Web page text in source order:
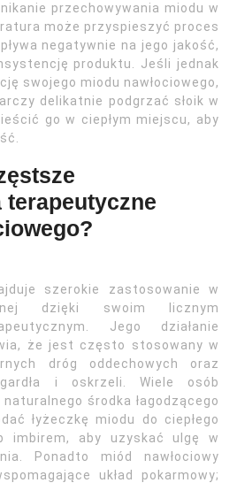
przechowywania miodu w
może przyspieszyć proces
negatywnie na jego jakość,
produktu. Jeśli jednak
swojego miodu nawłociowego,
delikatnie podgrzać słoik w
go w ciepłym miejscu, aby
terapeutyczne
szerokie zastosowanie w
dzięki swoim licznym
Jego działanie
że jest często stosowany w
dróg oddechowych oraz
i oskrzeli. Wiele osób
środka łagodzącego
łyżeczkę miodu do ciepłego
imbirem, aby uzyskać ulgę w
Ponadto miód nawłociowy
układ pokarmowy;